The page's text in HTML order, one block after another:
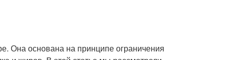
Она основана на принципе ограничения